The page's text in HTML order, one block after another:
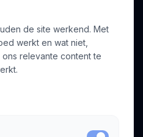
Profiel aanmaken
de site werkend. Met
werkt en wat niet,
relevante content te